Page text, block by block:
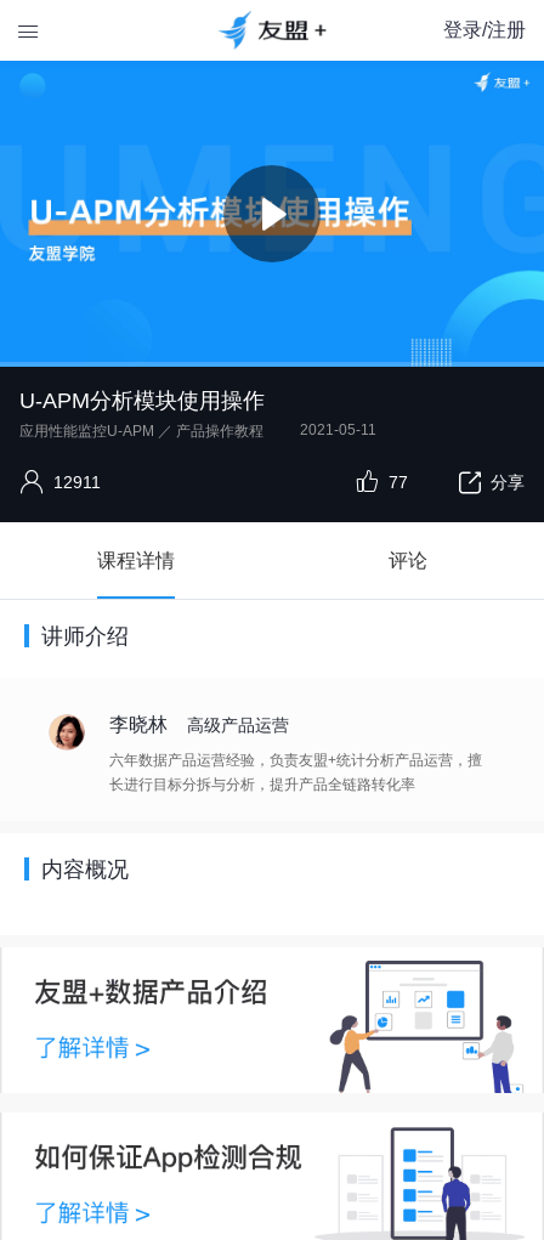
 登录/注册
U-APM分析模块使用操作
应用性能监控U-APM ／ 产品操作教程 2021-05-11
12911 分享
77
课程详情 评论
讲师介绍
李晓林 高级产品运营
六年数据产品运营经验，负责友盟+统计分析产品运营，擅
长进行目标分拆与分析，提升产品全链路转化率
内容概况